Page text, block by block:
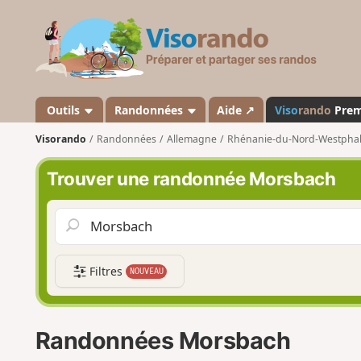
s
a
n
d
o
Outils Randonnées Aide ↗ Visorando
Visorando Randonnées Allemagne Rhénanie-du-Nord-
Trouver une randonnée Morsbach
Filtres NOUVEAU
Randonnées Morsbach